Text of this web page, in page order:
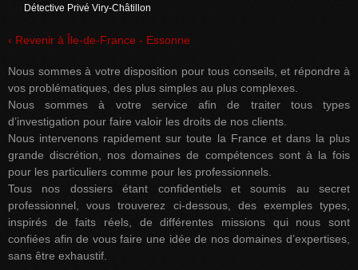
Détective Privé Viry-Châtillon
‹ Revenir à Île-de-France - Essonne
Nous sommes à votre disposition pour tous conseils, et répondre à
vos problématiques, des plus simples au plus complexes.
Nous sommes à votre service afin de traiter tous types
d’investigation pour faire valoir les droits de nos clients.
Nous intervenons rapidement sur toute la France et dans la plus
grande discrétion, nos domaines de compétences sont à la fois
pour les particuliers comme pour les professionnels.
Tous nos dossiers étant confidentiels et soumis au secret
professionnel, vous trouverez ci-dessous, des exemples types,
inspirés de faits réels, de différentes missions qui nous sont
confiées afin de vous faire une idée de nos domaines d’expertises,
sans être exhaustif.